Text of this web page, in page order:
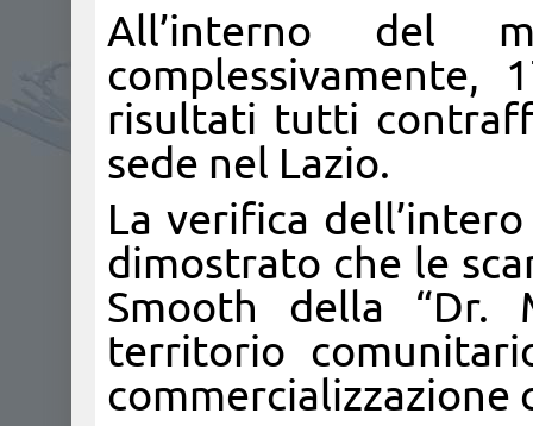
All’interno del
complessivamente,
risultati tutti
sede nel Lazio.
La verifica
dimostrato che le
Smooth della “Dr.
territorio